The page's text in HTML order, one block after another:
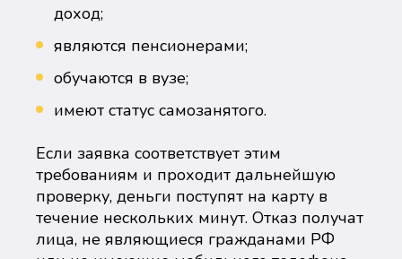
доход;
являются пенсионерами;
обучаются в вузе;
имеют статус самозанятого.
Если заявка соответствует этим
требованиям и проходит дальнейшую
проверку, деньги поступят на карту в
течение нескольких минут. Отказ получат
лица, не являющиеся гражданами РФ